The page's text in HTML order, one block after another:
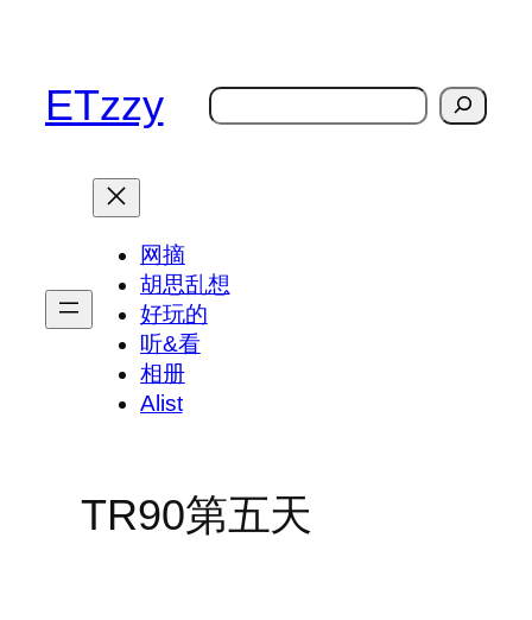
ETzzy
搜
网摘
胡思乱想
好玩的
听&看
相册
Alist
TR90第五天